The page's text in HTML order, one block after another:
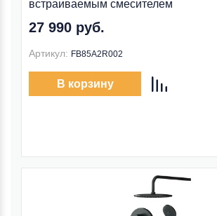
встраиваемым смесителем
27 990 руб.
Артикул: FB85A2R002
В корзину